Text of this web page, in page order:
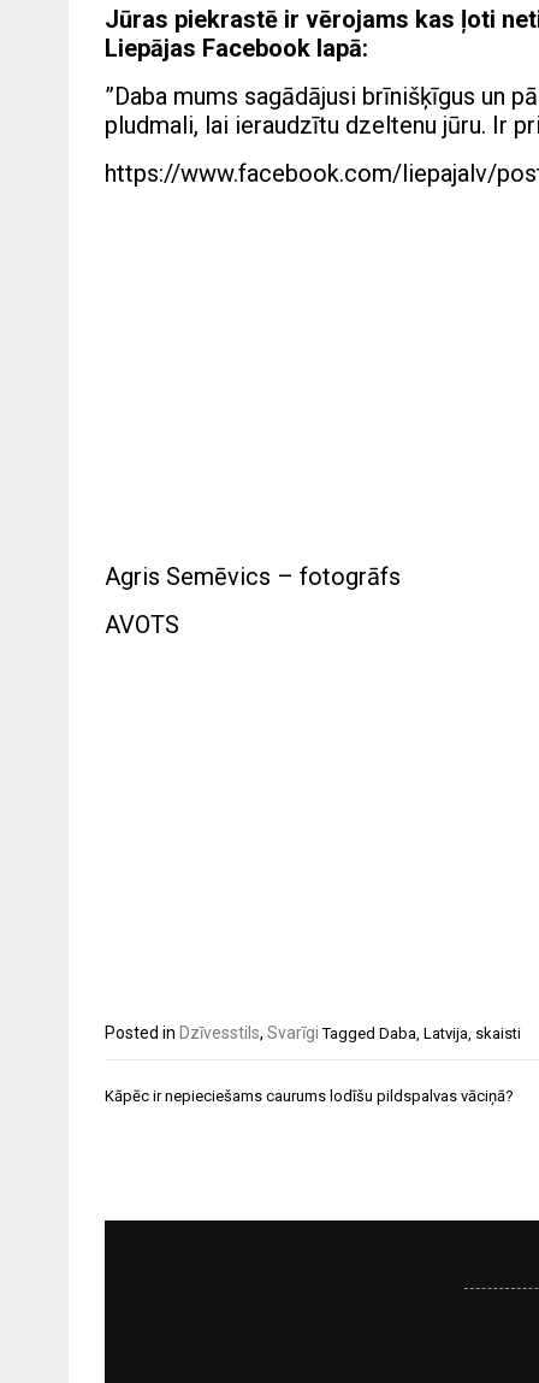
Jūras piekrastē ir vērojams kas ļoti
Liepājas Facebook lapā:
”Daba mums sagādājusi brīnišķīgus un
pludmali, lai ieraudzītu dzeltenu jūru. Ir
https://www.facebook.com/liepajalv/
Agris Semēvics – fotogrāfs
AVOTS
Posted in Dzīvesstils, Svarīgi Tagged Daba Latvija skaisti
Ziņu
Kāpēc ir nepieciešams caurums lodīšu pildspalvas vāciņā?